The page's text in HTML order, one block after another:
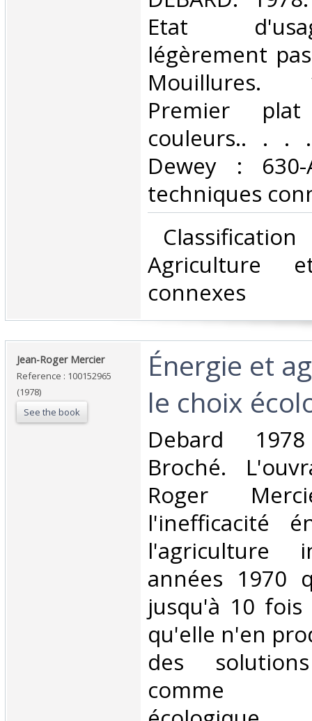
Etat
légèrement
Mouillures.
Premier
couleurs.. . . .
Dewey :
techniques
Agriculture
connexes‎
‎Jean-Roger Mercier‎
Reference : 100152965
(1978)
See the book
‎Énergie et
le choix
‎Debard
Broché.
Roger
l'inefficacité
l'agriculture
années 1970
jusqu'à 10
qu'elle n'en
des
comme